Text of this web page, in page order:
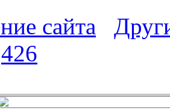
сайта
426